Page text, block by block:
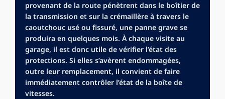
provenant de la route pénètrent dans le boîtier de
la transmission et sur la crémaillère à travers le
caoutchouc usé ou fissuré, une panne grave se
produira en quelques mois. À chaque visite au
garage, il est donc utile de vérifier l’état des
protections. Si elles s’avèrent endommagées,
outre leur remplacement, il convient de faire
immédiatement contrôler l’état de la boîte de
vitesses.